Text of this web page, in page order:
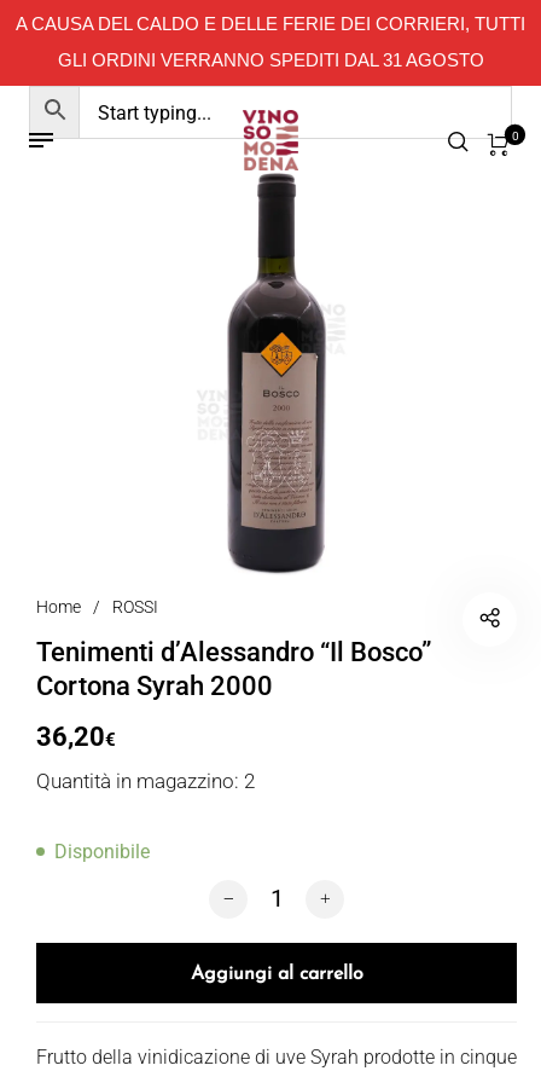
A CAUSA DEL CALDO E DELLE FERIE DEI CORRIERI, TUTTI
GLI ORDINI VERRANNO SPEDITI DAL 31 AGOSTO
0
Home / ROSSI
Tenimenti d’Alessandro “Il Bosco”
Cortona Syrah 2000
36,20€
Quantità in magazzino: 2
Disponibile
Tenimenti d'Alessandro "Il Bosco"
Aggiungi al carrello
Frutto della vinidicazione di uve Syrah prodotte in cinque